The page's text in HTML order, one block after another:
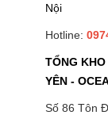
Nội
Hotline:
TỔNG
YÊN -
Số 86 Tôn